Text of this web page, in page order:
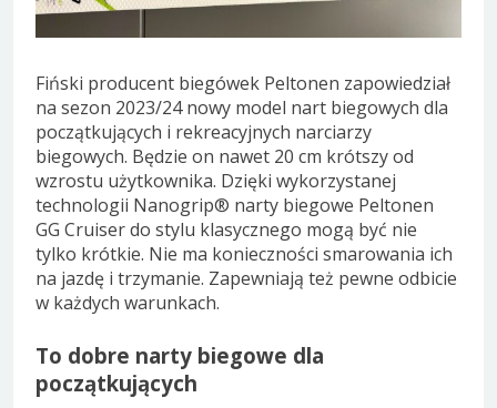
Fiński producent biegówek Peltonen zapowiedział
na sezon 2023/24 nowy model nart biegowych dla
początkujących i rekreacyjnych narciarzy
biegowych. Będzie on nawet 20 cm krótszy od
wzrostu użytkownika. Dzięki wykorzystanej
technologii Nanogrip® narty biegowe Peltonen
GG Cruiser do stylu klasycznego mogą być nie
tylko krótkie. Nie ma konieczności smarowania ich
na jazdę i trzymanie. Zapewniają też pewne odbicie
w każdych warunkach.
To dobre narty biegowe dla
początkujących